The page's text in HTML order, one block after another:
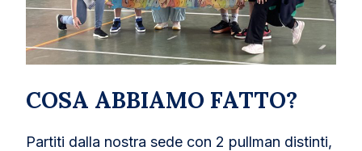
COSA ABBIAMO FATTO?
Partiti dalla nostra sede con 2 pullman distinti,